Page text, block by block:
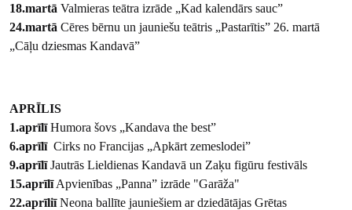
18.martā Valmieras teātra izrāde „Kad kalendārs sauc”
24.martā Cēres bērnu un jauniešu teātris „Pastarītis” 26. martā
„Cāļu dziesmas Kandavā”
APRĪLIS
1.aprīlīHumora šovs „Kandava the best”
6.aprīlīCirks no Francijas „Apkārt zemeslodei”
9.aprīlīJautrās Lieldienas Kandavā un Zaķu figūru festivāls
15.aprīlīApvienības „Panna” izrāde "Garāža"
22.aprīliīNeona ballīte jauniešiem ar dziedātājas Grētas